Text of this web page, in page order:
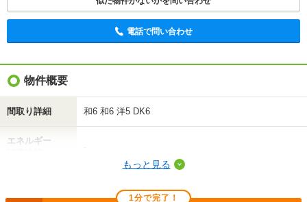
問い合わせ
電話で問い合わせ
物件概要
間取り詳細 和6 和6 洋5 DK6
エネルギー
もっと見る
1分で完了！